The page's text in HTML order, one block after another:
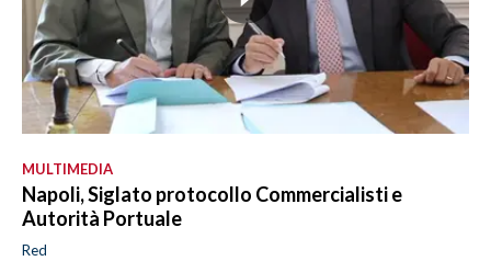
MULTIMEDIA
Napoli, Siglato protocollo Commercialisti e
Autorità Portuale
Red